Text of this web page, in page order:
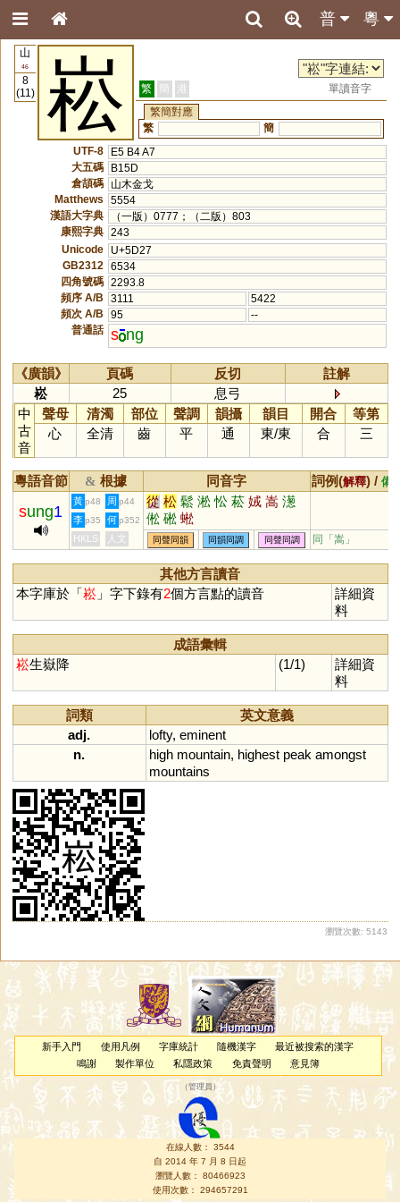
粵
普
山
46
8
(11)
崧 繁 簡 港
單讀音字
繁簡對應
繁
簡
UTF-8
E5 B4 A7
大五碼
B15D
倉頡碼
山木金戈
Matthews
5554
漢語大字典
（一版）0777；（二版）803
康熙字典 243
Unicode
U+5D27
GB2312
6534
四角號碼 2293.8
頻序 A/B
3111
5422
頻次 A/B
95
--
普通話 s ng
《廣韻》 頁碼 反切
註解
崧
25
息弓
中
古
音
聲母 清濁 部位 聲調 韻攝 韻目 開合
等第
心
全清 齒 平 通 東/東 合 三
粵語音節 & 根據 同音字 詞例(解釋) / 備
sung1
黃 p48 周 p44 從 松 鬆 淞 忪 菘 娀 嵩 濍
倯 硹 蜙
李 p35 何 p352
HKLS 人文 同聲同韻 同韻同調 同聲同調 同「嵩 」
其他方言讀音
本字庫於「崧 」字下錄有2個方言點的讀音
詳細資
料
成語彙輯
崧生嶽降 (1/1)
詳細資
料
詞類
英文意義
adj.
lofty, eminent
n.
high mountain, highest peak amongst
mountains
瀏覽次數: 5143
新手入門 使用凡例 字庫統計 隨機漢字
最近被搜索的漢字
鳴謝
製作單位 私隱政策 免責聲明 意見簿
（管理員 ）
在線人數： 3544
自 2014 年 7 月 8 日起
瀏覽人數： 80466923
使用次數： 294657291